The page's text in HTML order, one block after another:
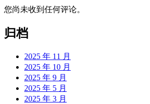
您尚未收到任何评论。
归档
2025 年 11 月
2025 年 10 月
2025 年 9 月
2025 年 5 月
2025 年 3 月